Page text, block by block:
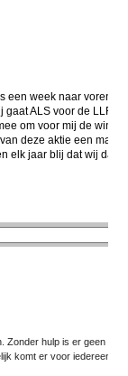
een week naar voren
ALS voor de LLR.
om voor mij de wind
deze aktie een
elk jaar blij dat wij
Zonder hulp is er geen
komt er voor iedereen